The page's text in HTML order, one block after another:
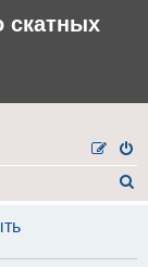
скатных
с